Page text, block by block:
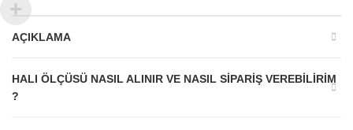
AÇIKLAMA
HALI ÖLÇÜSÜ NASIL ALINIR VE NASIL SIPARIŞ VEREBILIRIM
?